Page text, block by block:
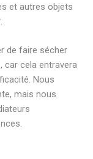
et autres objets
de faire sécher
car cela entravera
Nous
mais nous